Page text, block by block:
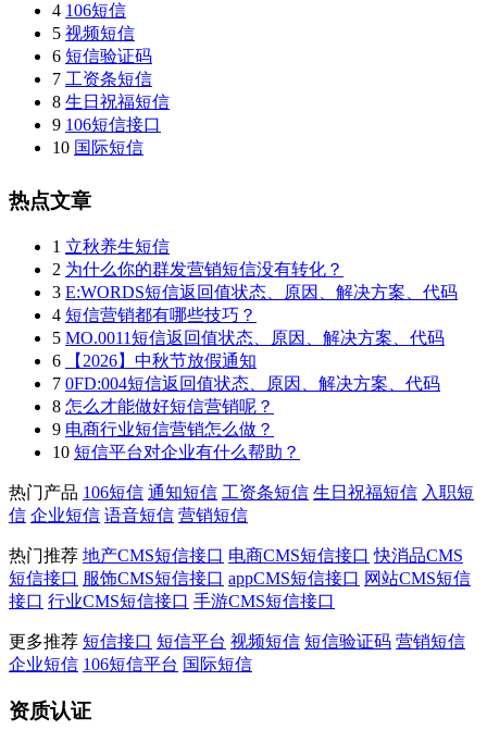
4 106短信
5 视频短信
6 短信验证码
7 工资条短信
8 生日祝福短信
9 106短信接口
10 国际短信
热点文章
1 立秋养生短信
2 为什么你的群发营销短信没有转化？
3 E:WORDS短信返回值状态、原因、解决方案、代码
4 短信营销都有哪些技巧？
5 MO.0011短信返回值状态、原因、解决方案、代码
6
【2026】中秋节放假通知
7 0FD:004短信返回值状态、原因、解决方案、代码
8 怎么才能做好短信营销呢？
9 电商行业短信营销怎么做？
10 短信平台对企业有什么帮助？
热门产品 106短信 通知短信 工资条短信 生日祝福短信 入职短
信 企业短信 语音短信 营销短信
热门推荐 地产CMS短信接口 电商CMS短信接口 快消品CMS
短信接口 服饰CMS短信接口 appCMS短信接口 网站CMS短信
接口 行业CMS短信接口 手游CMS短信接口
更多推荐 短信接口 短信平台 视频短信 短信验证码 营销短信
企业短信 106短信平台 国际短信
资质认证